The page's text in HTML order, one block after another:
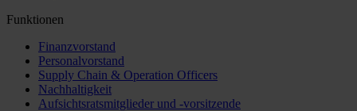
Funktionen
Finanzvorstand
Personalvorstand
Supply Chain & Operation Officers
Nachhaltigkeit
Aufsichtsratsmitglieder und -vorsitzende